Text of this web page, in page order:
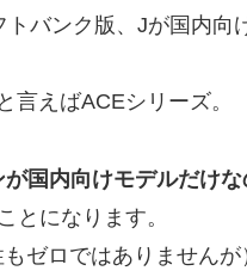
バンク版、Jが国内向
言えばACEシリーズ。
国内向けモデルだけ
とになります。
ゼロではありませんが